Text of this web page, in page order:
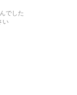
でした
い